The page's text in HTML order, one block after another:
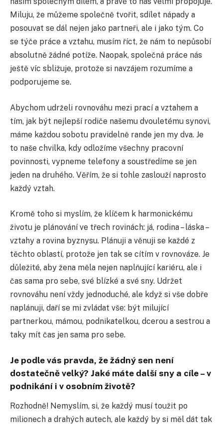
Miluju, že můžeme společně tvořit, sdílet nápady a
posouvat se dál nejen jako partneři, ale i jako tým. Co
se týče práce a vztahu, musím říct, že nám to nepůsobí
absolutně žádné potíže. Naopak, společná práce nás
ještě víc sbližuje, protože si navzájem rozumíme a
podporujeme se.
Abychom udrželi rovnováhu mezi prací a vztahem a
tím, jak být nejlepší rodiče našemu dvouletému synovi,
máme každou sobotu pravidelně rande jen my dva. Je
to naše chvilka, kdy odložíme všechny pracovní
povinnosti, vypneme telefony a soustředíme se jen
jeden na druhého. Věřím, že si tohle zaslouží naprosto
každý vztah.
Kromě toho si myslím, že klíčem k harmonickému
životu je plánování ve třech rovinách: já, rodina – láska –
vztahy a rovina byznysu. Plánuji a věnuji se každé z
těchto oblastí, protože jen tak se cítím v rovnováze. Je
důležité, aby žena měla nejen naplňující kariéru, ale i
čas sama pro sebe, své blízké a své sny. Udržet
rovnováhu není vždy jednoduché, ale když si vše dobře
naplánuji, daří se mi zvládat vše: být milující
partnerkou, mámou, podnikatelkou, dcerou a sestrou a
taky mít čas jen sama pro sebe.
Je podle vás pravda, že žádný sen není
dostatečně velký? Jaké máte další sny a cíle – v
podnikání i v osobním životě?
Rozhodně! Nemyslím, si, že každý musí toužit po
milionech a drahých autech, ale každý by si měl dát tak